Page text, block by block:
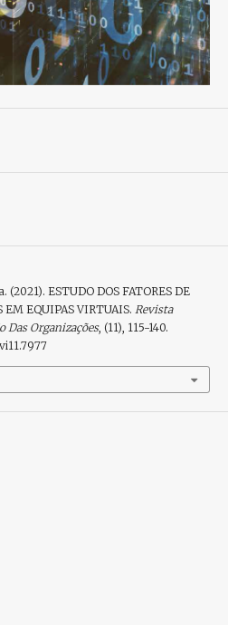
ESTUDO DOS FATORES DE
EQUIPAS VIRTUAIS. Revista
Das Organizações, (11), 115-140.